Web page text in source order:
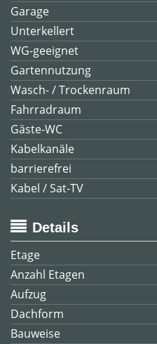
Garage
Unterkellert
WG-geeignet
Gartennutzung
Wasch- / Trockenraum
Fahrradraum
Gäste-WC
Kabelkanäle
barrierefrei
Kabel / Sat-TV
Details
Etage
Anzahl Etagen
Aufzug
Dachform
Bauweise